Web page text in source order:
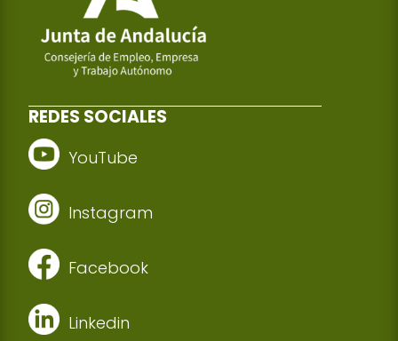
REDES SOCIALES
YouTube
Instagram
Facebook
Linkedin